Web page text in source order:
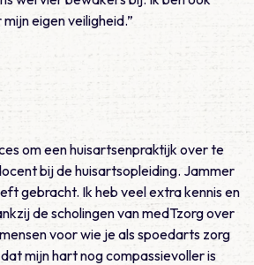
eigen veiligheid.”
om een huisartsenpraktijk over te
bij de huisartsopleiding. Jammer
gebracht. Ik heb veel extra kennis en
de scholingen van medTzorg over
voor wie je als spoedarts zorg
mijn hart nog compassievoller is